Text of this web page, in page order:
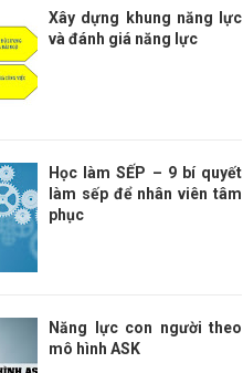
Xây dựng khung năng lực
và đánh giá năng lực
Học làm SẾP – 9 bí quyết
làm sếp để nhân viên tâm
phục
Năng lực con người theo
mô hình ASK